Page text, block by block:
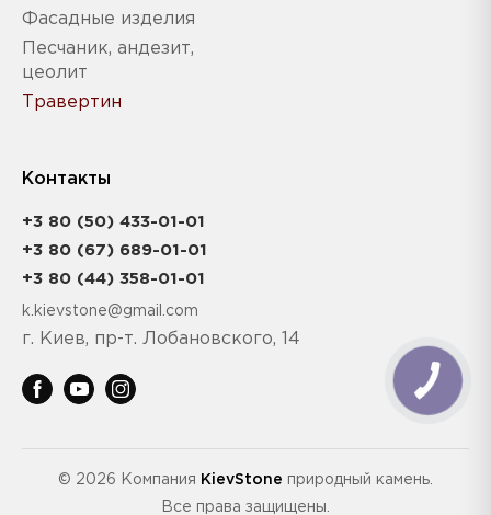
Фасадные изделия
Песчаник, андезит,
цеолит
Травертин
Контакты
+3 80 (50) 433-01-01
+3 80 (67) 689-01-01
+3 80 (44) 358-01-01
k.kievstone@gmail.com
г. Киев, пр-т. Лобановского, 14
© 2026 Компания KievStone природный камень.
Все права защищены.